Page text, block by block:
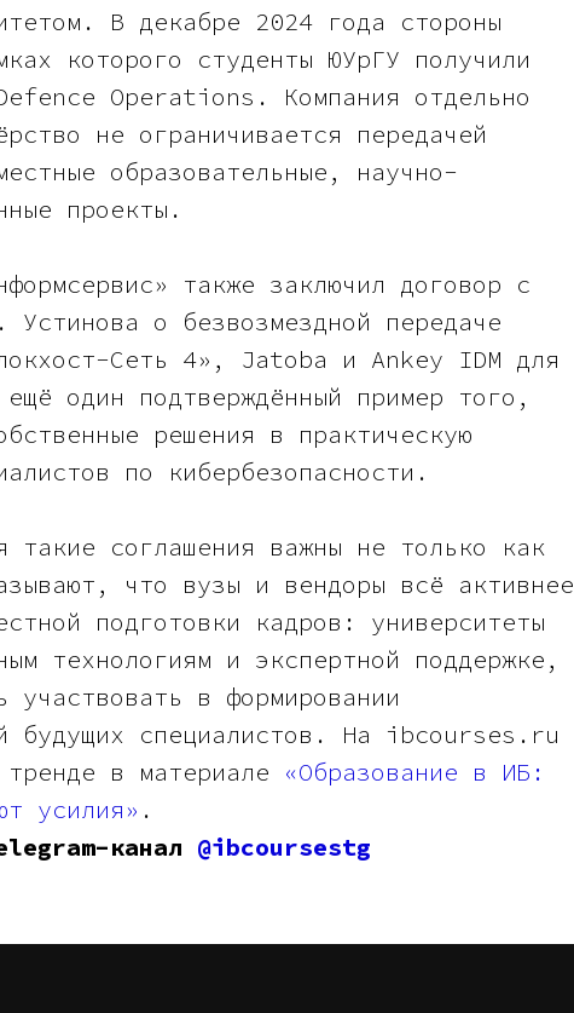
В декабре 2024 года стороны
которого студенты ЮУрГУ получили
Operations. Компания отдельно
не ограничивается передачей
образовательные, научно-
проекты.
также заключил договор с
о безвозмездной передаче
Сеть 4», Jatoba и Ankey IDM для
один подтверждённый пример того,
решения в практическую
по кибербезопасности.
такие соглашения важны не только как
что вузы и вендоры всё активнее
подготовки кадров: университеты
технологиям и экспертной поддержке,
участвовать в формировании
будущих специалистов. На ibcourses.ru
в материале «Образование в ИБ:
усилия» .
канал @ibcoursestg